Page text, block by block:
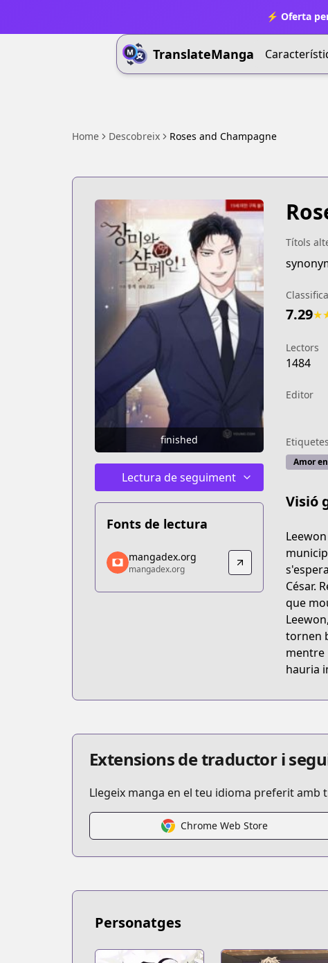
⚡ Oferta
TranslateManga
Home Descobreix Roses and Champagne
finished
Lectura de seguiment
Fonts de lectura
mangadex.org
mangadex.org
https://mangadex.org/title/b92b3fbd-
mangadex.org
mangadex.org
Títols
7.29★
Lectors
1484
Editor
Etiquetes
Amor
Visió
César.
que
tornen
mentre
hauria
Extensions de traductor i
Llegeix manga en el teu idioma preferit
Chrome Web Store
Personatges